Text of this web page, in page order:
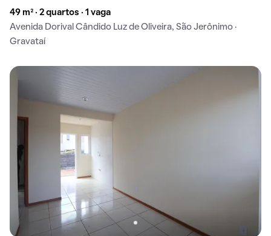
49 m² · 2 quartos · 1 vaga
Avenida Dorival Cândido Luz de Oliveira, São Jerônimo ·
Gravataí